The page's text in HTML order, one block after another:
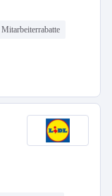
Mitarbeiterrabatte